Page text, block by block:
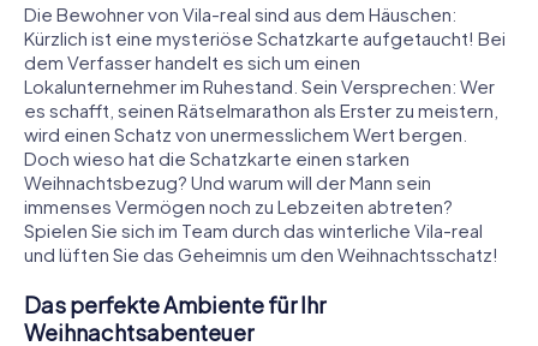
Die Bewohner von Vila-real sind aus dem Häuschen:
Kürzlich ist eine mysteriöse Schatzkarte aufgetaucht! Bei
dem Verfasser handelt es sich um einen
Lokalunternehmer im Ruhestand. Sein Versprechen: Wer
es schafft, seinen Rätselmarathon als Erster zu meistern,
wird einen Schatz von unermesslichem Wert bergen.
Doch wieso hat die Schatzkarte einen starken
Weihnachtsbezug? Und warum will der Mann sein
immenses Vermögen noch zu Lebzeiten abtreten?
Spielen Sie sich im Team durch das winterliche Vila-real
und lüften Sie das Geheimnis um den Weihnachtsschatz!
Das perfekte Ambiente für Ihr
Weihnachtsabenteuer